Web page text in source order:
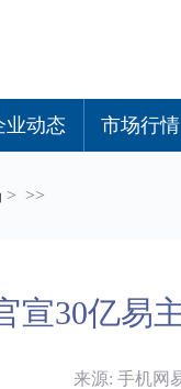
业动态 市场行情
> >>
宣30亿易
来源: 手机网